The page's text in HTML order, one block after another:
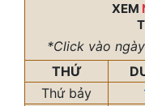
XEM
*Click vào
THỨ
Thứ bảy